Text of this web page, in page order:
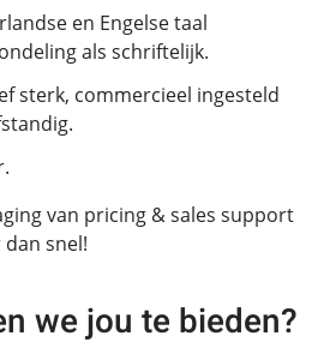
en Engelse taal
als schriftelijk.
sterk, commercieel ingesteld
van pricing & sales support
dan snel!
we jou te bieden?